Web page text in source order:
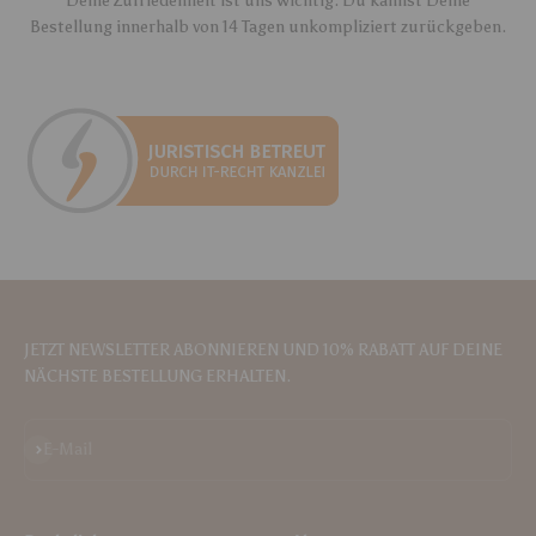
Bestellung innerhalb von 14 Tagen unkompliziert zurückgeben.
JETZT NEWSLETTER ABONNIEREN UND 10% RABATT AUF DEINE
NÄCHSTE BESTELLUNG ERHALTEN.
Abonnieren